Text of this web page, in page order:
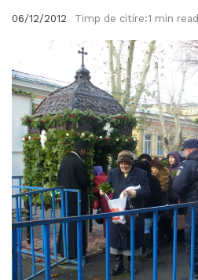
06/12/2012 Timp de citire:1 min read